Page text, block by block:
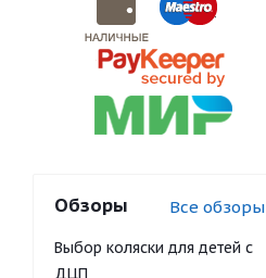
Обзоры Все обзоры
Выбор коляски для детей с
ДЦП